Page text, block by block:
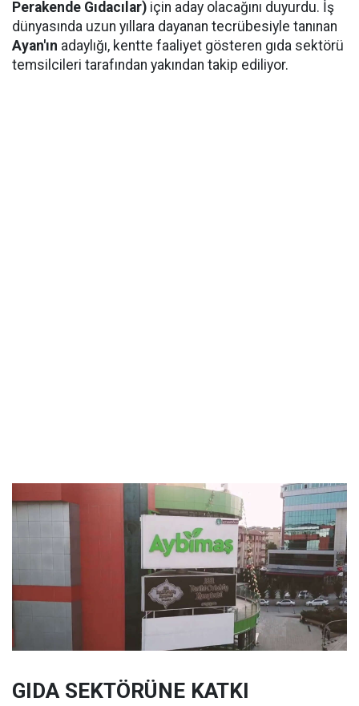
Perakende Gıdacılar) için aday olacağını duyurdu. İş
dünyasında uzun yıllara dayanan tecrübesiyle tanınan
Ayan'ın adaylığı, kentte faaliyet gösteren gıda sektörü
temsilcileri tarafından yakından takip ediliyor.
GIDA SEKTÖRÜNE KATKI